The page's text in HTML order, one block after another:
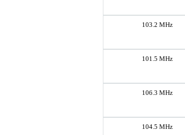
103.2 MHz
101.5 MHz
106.3 MHz
104.5 MHz